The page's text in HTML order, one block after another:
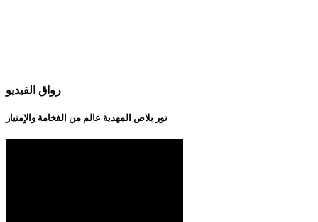
رواق الفيديو
نور بلاص المهدية عالم من الفخامة والإمتياز